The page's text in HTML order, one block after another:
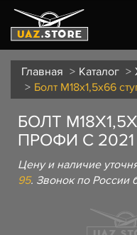
Главная Каталог
Болт М18х1,5х66
БОЛТ
ПРОФИ С
Цену и наличие
95. Звонок по России